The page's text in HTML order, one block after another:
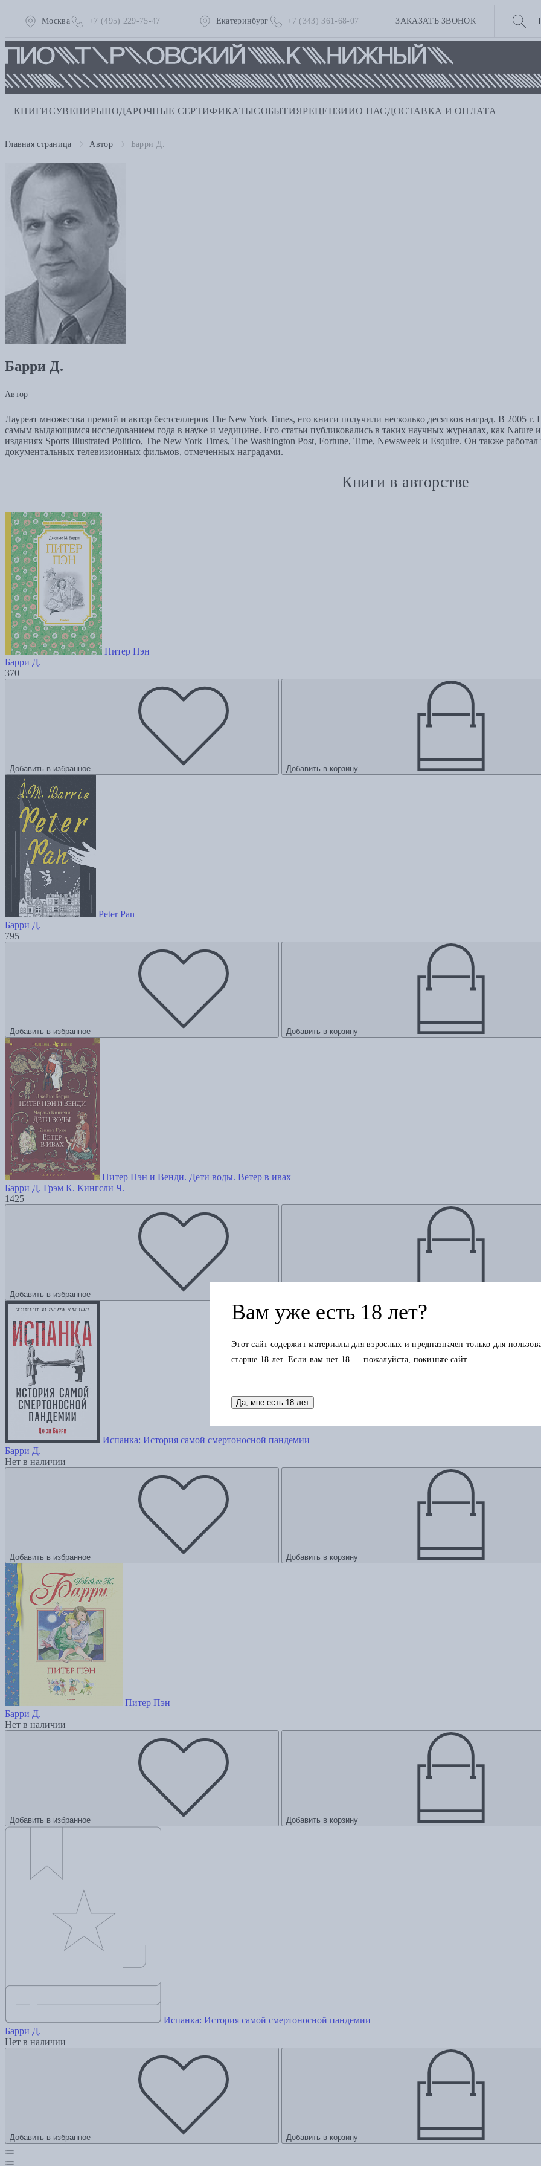
Москва +7 (495) 229-75-47 Екатеринбург +7 (343) 361-68-07 ЗАКАЗАТЬ ЗВОНОК
КНИГИСУВЕНИРЫПОДАРОЧНЫЕ СЕРТИФИКАТЫСОБЫТИЯРЕЦЕНЗИИО НАС ДОСТАВКА И ОПЛАТА
Главная страница Автор Барри Д.
Барри Д.
Автор
Лауреат множества премий и автор бестселлеров The New York Times, его книги получили несколько десятков наград. В 2005
самым выдающимся исследованием года в науке и медицине. Его статьи публиковались в таких научных журналах, как Nature
изданиях Sports Illustrated Politico, The New York Times, The Washington Post, Fortune, Time, Newsweek и Esquire. Он также работал
документальных телевизионных фильмов, отмеченных наградами.
Книги в авторстве
Питер Пэн
Барри Д.
370
Добавить в избранное Добавить в корзину
Peter Pan
Барри Д.
795
Добавить в избранное Добавить в корзину
Питер Пэн и Венди. Дети воды. Ветер в ивах
Барри Д. Грэм К. Кингсли Ч.
1425
Добавить в избранное
Испанка: История самой смертоносной пандемии
Барри Д.
Нет в наличии
Добавить в избранное Добавить в корзину
Питер Пэн
Барри Д.
Нет в наличии
Добавить в избранное Добавить в корзину
Испанка: История самой смертоносной пандемии
Барри Д.
Нет в наличии
Добавить в избранное Добавить в корзину
Вам уже есть 18 лет?
Этот сайт содержит материалы для взрослых и предназначен только для
старше 18 лет. Если вам нет 18 — пожалуйста, покиньте сайт.
Да, мне есть 18 лет